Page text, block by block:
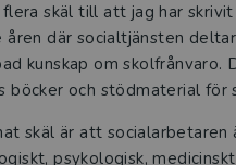
skäl till att jag har
där socialtjänsten
kunskap om
böcker och stödmaterial för
skäl är att
psykologisk,